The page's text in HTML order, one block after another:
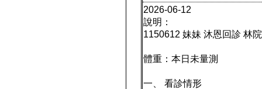
2026-06-12
說明：
1150612 妹妹 沐恩回診 林
體重：本日未量測
一、 看診情形